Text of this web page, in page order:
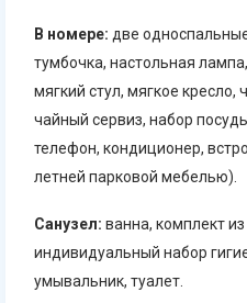
В номере: две
тумбочка, настольная
мягкий стул, мягкое кресло,
чайный сервиз, набор
телефон, кондиционер,
летней парковой мебелью).
Санузел: ванна, комплект
индивидуальный набор
умывальник, туалет.